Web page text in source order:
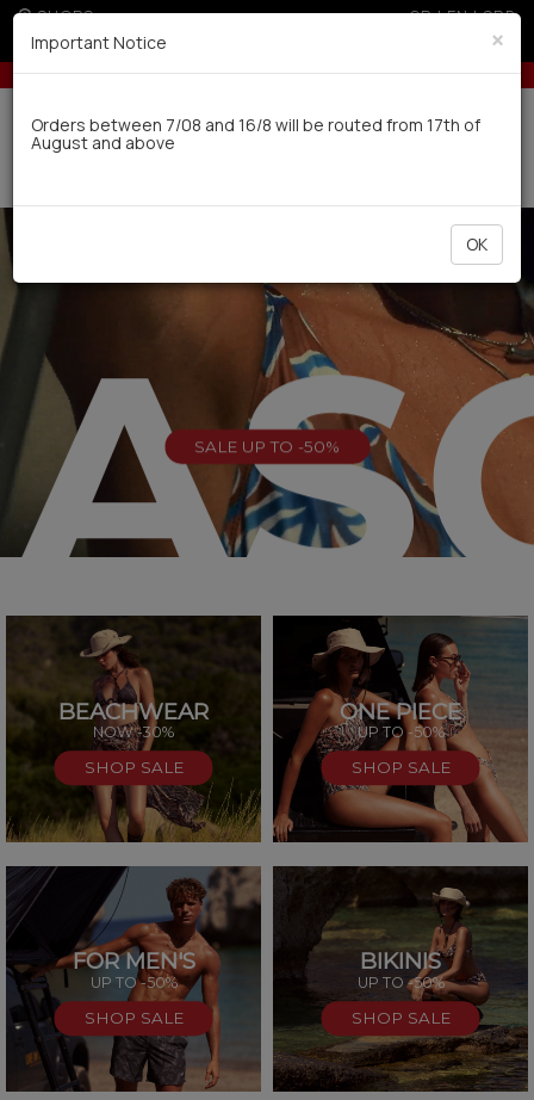
SHOPS GR|EN|SRB
Up to 3 interest-free installments with credit
for non EU
Delivery in 7-9 working days via UPS
SALE UP TO -50%
BEACHWEAR
NOW -30%
SHOP SALE
ONE PIECE
UP TO -50%
SHOP SALE
FOR MEN'S
UP TO -50%
SHOP SALE
BIKINIS
UP TO -50%
SHOP SALE
×
Important Notice
Orders between 7/08 and 16/8 will be routed from 17th of
August and above
OK